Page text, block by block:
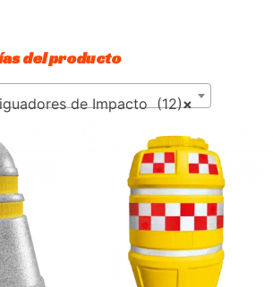
del producto
×
de Impacto (12)